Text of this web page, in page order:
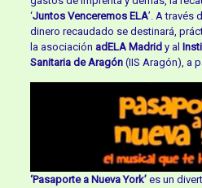
‘Juntos Venceremos ELA’. A través
dinero recaudado se destinará,
la asociación adELA Madridy al
Sanitaria de Aragón(IIS Aragón), a
‘Pasaporte a Nueva York’ es un